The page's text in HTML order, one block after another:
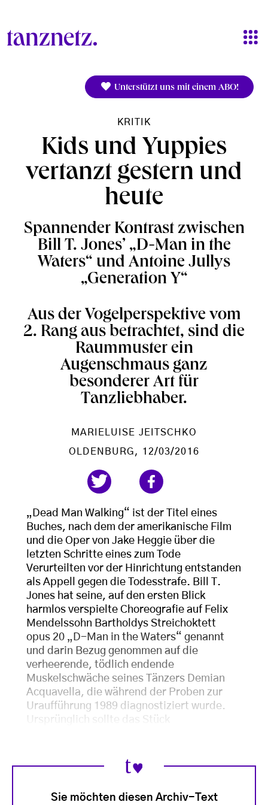
Unterstützt uns mit einem ABO!
KRITIK
Kids und Yuppies
vertanzt gestern und
heute
Spannender Kontrast zwischen
Bill T. Jones’ „D-Man in the
Waters“ und Antoine Jullys
„Generation Y“
Aus der Vogelperspektive vom
2. Rang aus betrachtet, sind die
Raummuster ein
Augenschmaus ganz
besonderer Art für
Tanzliebhaber.
MARIELUISE JEITSCHKO
OLDENBURG , 12/03/2016
„Dead Man Walking“ ist der Titel eines
Buches, nach dem der amerikanische Film
und die Oper von Jake Heggie über die
letzten Schritte eines zum Tode
Verurteilten vor der Hinrichtung entstanden
als Appell gegen die Todesstrafe. Bill T.
Jones hat seine, auf den ersten Blick
harmlos verspielte Choreografie auf Felix
Mendelssohn Bartholdys Streichoktett
opus 20 „D-Man in the Waters“ genannt
und darin Bezug genommen auf die
verheerende, tödlich endende
Muskelschwäche seines Tänzers Demian
Acquavella, die während der Proben zur
Uraufführung 1989 diagnostiziert wurde.
Ursprünglich sollte das Stück
Sie möchten diesen Archiv-Text